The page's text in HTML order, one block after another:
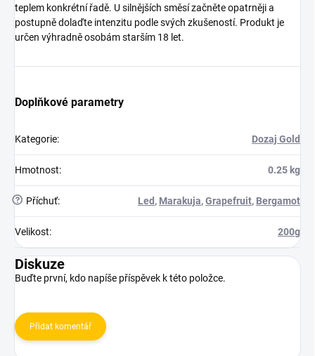
teplem konkrétní řadě. U silnějších směsí začněte opatrněji a
postupně dolaďte intenzitu podle svých zkušeností. Produkt je
určen výhradně osobám starším 18 let.
Doplňkové parametry
Kategorie: Dozaj Gold
Hmotnost: 0.25 kg
? Příchuť: Led, Marakuja,Grapefruit, Bergamot
Velikost: 200g
Diskuze
Buďte první, kdo napíše příspěvek k této položce.
Přidat komentář